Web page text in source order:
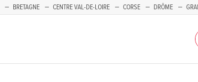
BRETAGNE CENTRE VAL-DE-LOIRE CORSE DRÔME